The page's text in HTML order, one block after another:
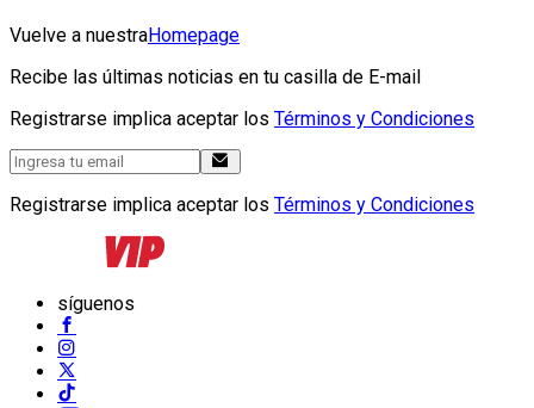
Vuelve a nuestraHomepage
Recibe las últimas noticias en tu casilla de E-mail
Registrarse implica aceptar los Términos y Condiciones
Registrarse implica aceptar los Términos y Condiciones
síguenos